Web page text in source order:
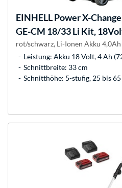
EINHELLPower X-
GE-CM 18/33 Li Kit,
rot/schwarz, Li-Ionen Akku 4,0Ah
Leistung: Akku 18 Volt, 4 Ah
Schnittbreite: 33 cm
Schnitthöhe: 5-stufig, 25 bis